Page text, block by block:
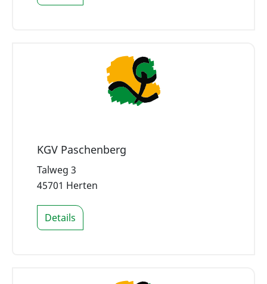
KGV Paschenberg
Talweg 3
45701 Herten
Details